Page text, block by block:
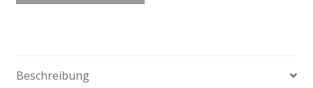
Beschreibung